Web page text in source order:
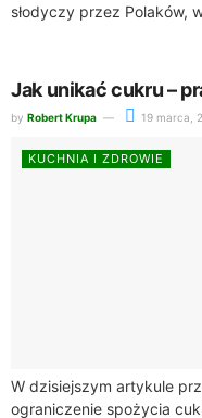
słodyczy przez Polaków,
Jak unikać cukru –
by Robert Krupa 19 marca,
KUCHNIA I ZDROWIE
W dzisiejszym artykule
ograniczenie spożycia